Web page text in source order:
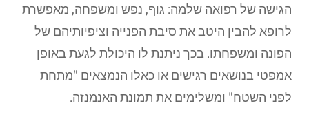
הגישה של רפואה שלמה: גוף, נפש ומשפחה, מאפשרת
לרופא להבין היטב את סיבת הפנייה וציפיותיהם של
הפונה ומשפחתו. בכך ניתנת לו היכולת לגעת באופן
אמפטי בנושאים רגישים או כאלו הנמצאים "מתחת
לפני השטח" ומשלימים את תמונת האנמנזה.